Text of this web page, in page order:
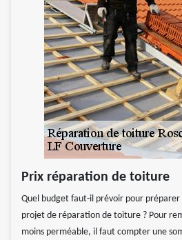
Prix réparation de toiture
Quel budget faut-il prévoir pour
projet de réparation de toiture ? Pour
moins perméable, il faut compter une